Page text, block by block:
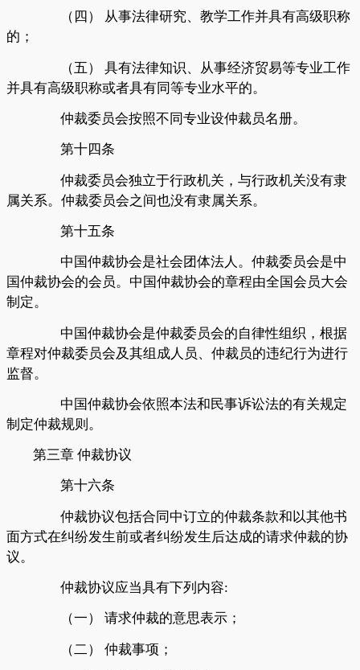
（四）
从事法律研究、教学工作并具有高级职称
的；
（五）
具有法律知识、从事经济贸易等专业工作
并具有高级职称或者具有同等专业水平的。
仲裁委员会按照不同专业设仲裁员名册。
第十四条
仲裁委员会独立于行政机关，与行政机关没有隶
属关系。仲裁委员会之间也没有隶属关系。
第十五条
中国仲裁协会是社会团体法人。仲裁委员会是中
国仲裁协会的会员。中国仲裁协会的章程由全国会员大会
制定。
中国仲裁协会是仲裁委员会的自律性组织，根据
章程对仲裁委员会及其组成人员、仲裁员的违纪行为进行
监督。
中国仲裁协会依照本法和民事诉讼法的有关规定
制定仲裁规则。
第三章 仲裁协议
第十六条
仲裁协议包括合同中订立的仲裁条款和以其他书
面方式在纠纷发生前或者纠纷发生后达成的请求仲裁的协
议。
仲裁协议应当具有下列内容:
（一） 请求仲裁的意思表示；
（二） 仲裁事项；